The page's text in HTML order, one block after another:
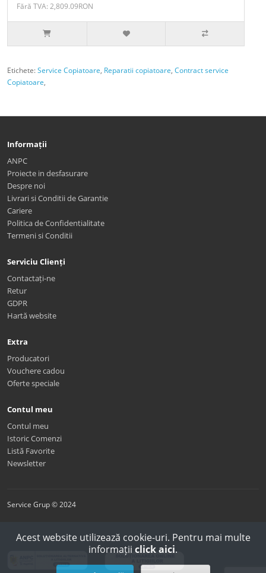
Fără TVA: 2,809.09RON
Etichete:Service Copiatoare, Reparatii copiatoare, Contract service
Copiatoare,
Informații
ANPC
Proiecte in desfasurare
Despre noi
Livrari si Conditii de Garantie
Cariere
Politica de Confidentialitate
Termeni si Conditii
Serviciu Clienți
Contactați-ne
Retur
GDPR
Hartă website
Extra
Producatori
Vouchere cadou
Oferte speciale
Contul meu
Contul meu
Istoric Comenzi
Listă Favorite
Newsletter
Service Grup © 2024
Acest website utilizează cookie-uri. Pentru mai multe
informații click aici.